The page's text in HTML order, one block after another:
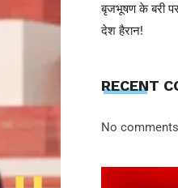
बृजभूषण के बरी
देश हैरान!
RECENT
No